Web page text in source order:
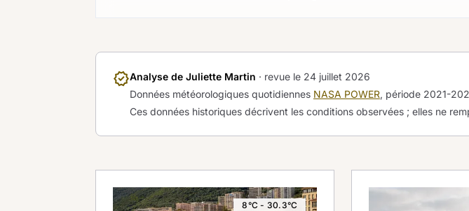
verifiedAnalyse de Juliette Martin · revue le 24 juillet 2026
Données météorologiques quotidiennes NASA POWER, période 2021-
Ces données historiques décrivent les conditions observées ; elles ne
8°C - 30.3°C